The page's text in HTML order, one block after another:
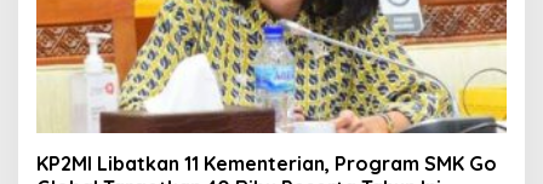
KP2MI Libatkan 11 Kementerian, Program SMK Go